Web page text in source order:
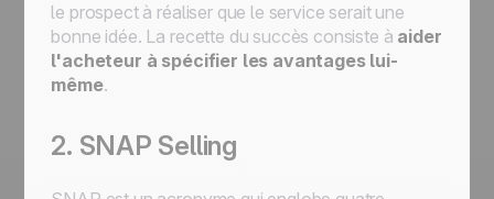
le prospect à réaliser que le service serait une
bonne idée. La recette du succès consiste à aider
l'acheteur à spécifier les avantages lui-
même.
2. SNAP Selling